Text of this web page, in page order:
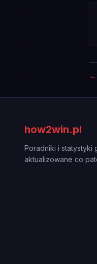
←
how2win.pl
Poradniki i statystyki
aktualizowane co